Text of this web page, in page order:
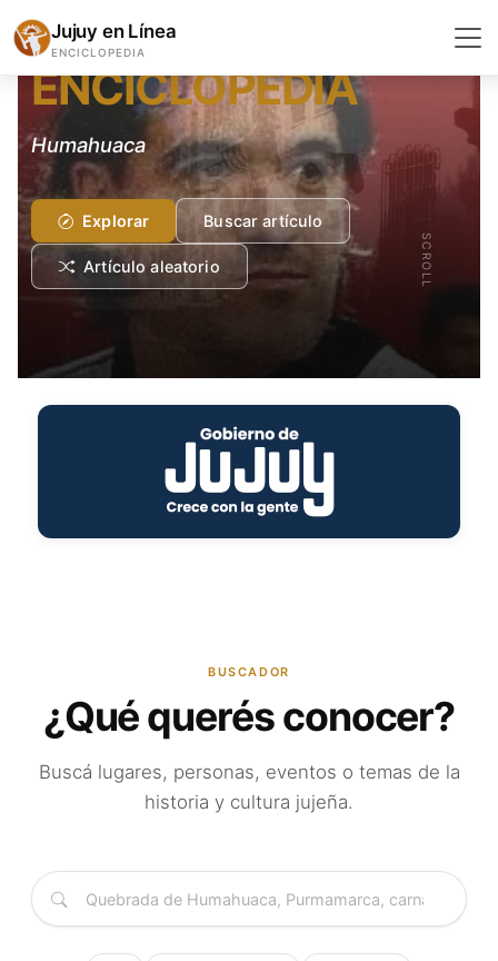
Jujuy en Línea
ENCICLOPEDIA
ENCICLOPEDIA
Humahuaca
Explorar Buscar artículo
Artículo aleatorio SCROLL
BUSCADOR
¿Qué querés conocer?
Buscá lugares, personas, eventos o temas de la
historia y cultura jujeña.